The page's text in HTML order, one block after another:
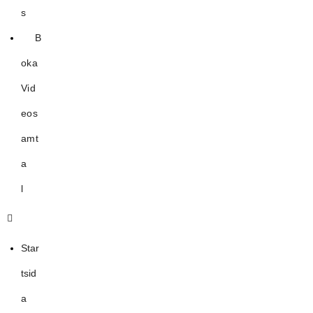
s
B
oka
Vid
eos
amt
a
l
Star
tsid
a